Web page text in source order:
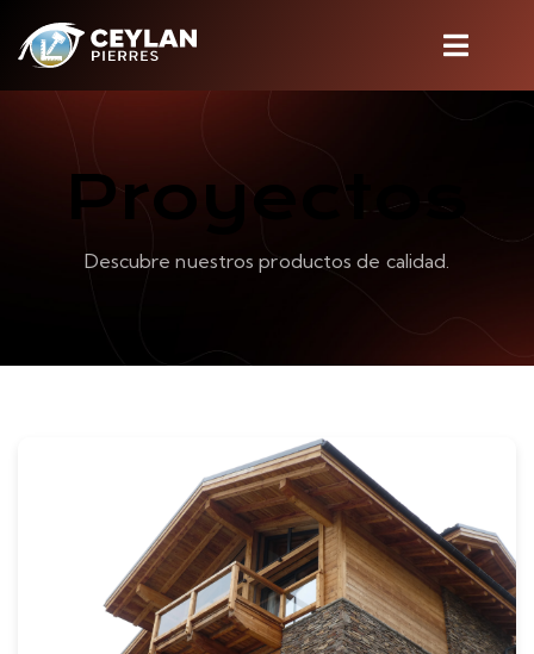
Proyectos
Descubre nuestros productos de calidad.